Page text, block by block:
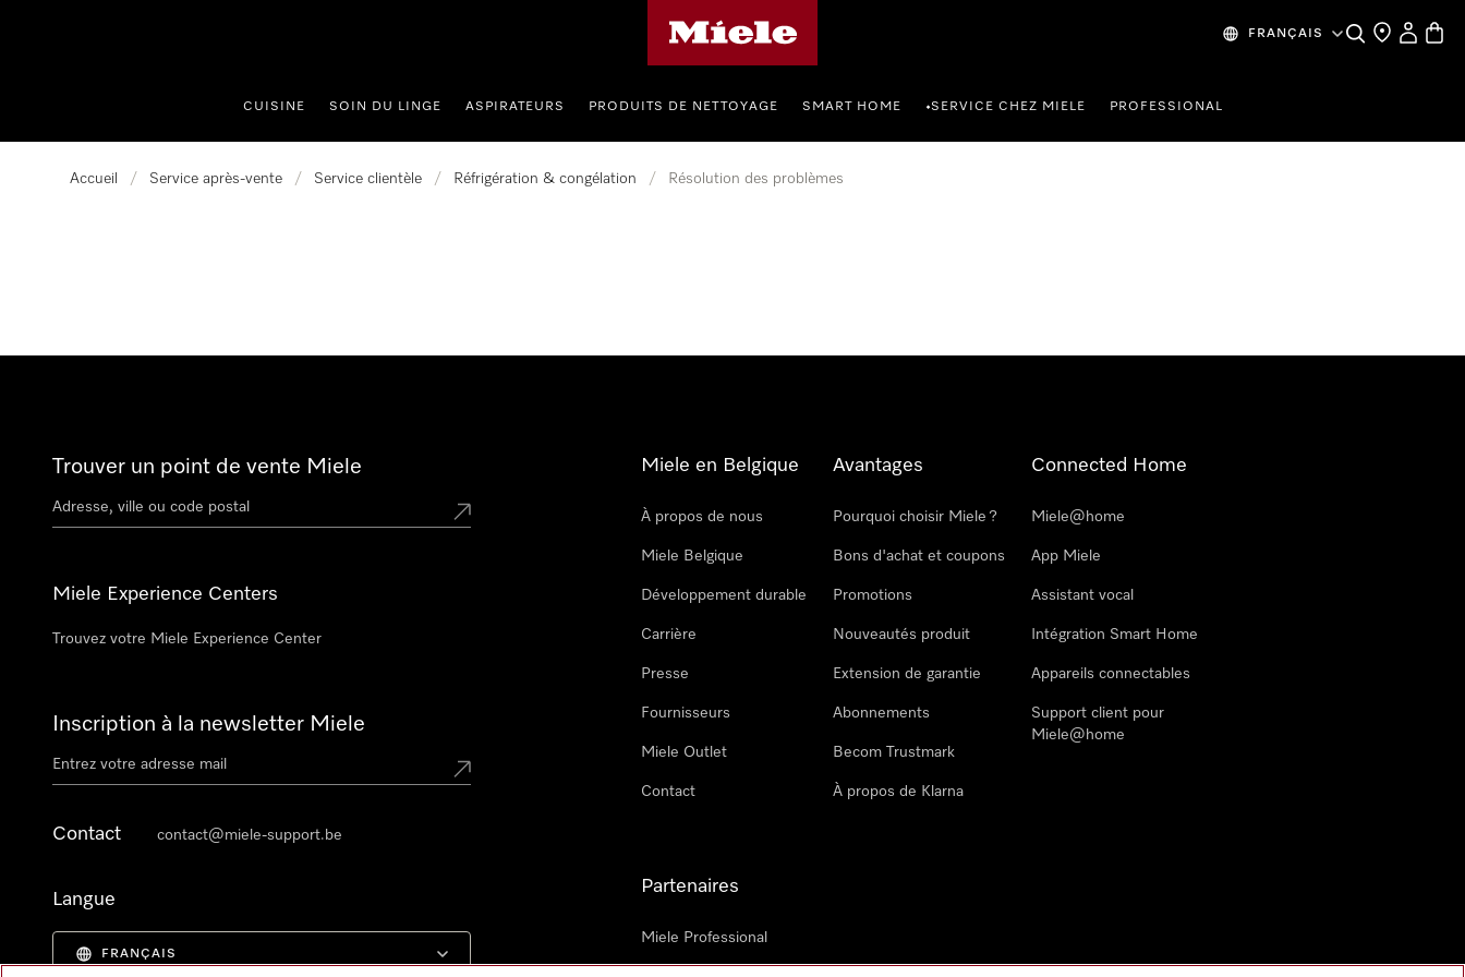
FRANÇAIS SearchFind a store
My
CUISINE SOIN DU LINGE ASPIRATEURS PRODUITS DE NETTOYAGE SMART HOME •SERVICE CHEZ MIELE PROFESSIONAL
Accueil / Service après-vente / Service clientèle / Réfrigération & congélation / Résolution des problèmes
Trouver un point de vente Miele
Miele Experience Centers
Trouvez votre Miele Experience Center
Inscription à la newsletter Miele
Contact contact@miele-support.be
Langue
FRANÇAIS
Miele en Belgique
À propos de nous
Miele Belgique
Développement durable
Carrière
Presse
Fournisseurs
Miele Outlet
Contact
Avantages
Pourquoi choisir Miele ?
Bons d'achat et coupons
Promotions
Nouveautés produit
Extension de garantie
Abonnements
Becom Trustmark
À propos de Klarna
Connected Home
Miele@home
App Miele
Assistant vocal
Intégration Smart Home
Appareils connectables
Support client pour
Miele@home
Partenaires
Miele Professional